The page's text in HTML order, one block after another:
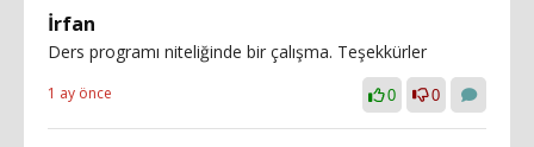
İrfan
Ders programı niteliğinde bir çalışma. Teşekkürler
1 ay önce 0 0